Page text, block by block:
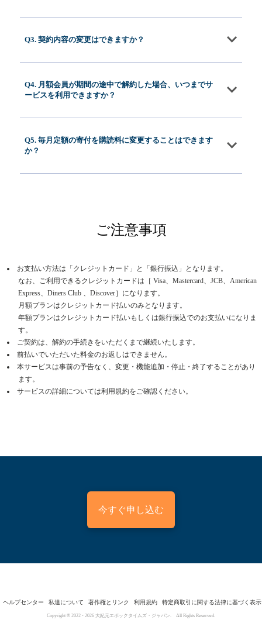
Q3. 契約内容の変更はできますか？
Q4. 月額会員が期間の途中で解約した場合、いつまでサ
ービスを利用できますか？
Q5. 毎月定額の寄付を購読料に変更することはできます
か？
ご注意事項
お支払い方法は「クレジットカード」と「銀行振込」となります。
なお、ご利用できるクレジットカードは［ Visa、Mastercard、JCB、American
Express、Diners Club 、Discover］になります。
月額プランはクレジットカード払いのみとなります。
年額プランはクレジットカード払いもしくは銀行振込でのお支払いになりま
す。
ご契約は、解約の手続きをいただくまで継続いたします。
前払いでいただいた料金のお返しはできません。
本サービスは事前の予告なく、変更・機能追加・停止・終了することがあり
ます。
サービスの詳細については利用規約をご確認ください。
今すぐ申し込む
ヘルプセンター 私達について 著作権とリンク 利用規約 特定商取引に関する法律に基づく表示
Copyright © 2022 - 2026 大紀元エポックタイムズ・ジャパン. All Rights Reserved.